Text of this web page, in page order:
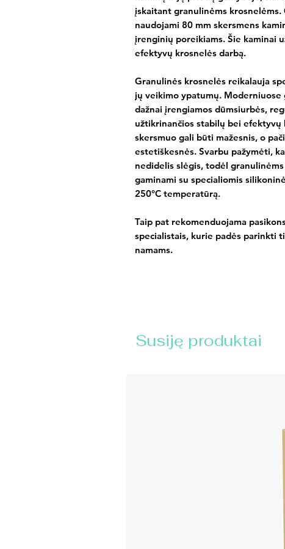
įskaitant granulinėms
naudojami 80 mm skersmens
įrenginių poreikiams. Šie kaminai
efektyvų krosnelės darbą.
Granulinės krosnelės reikalauja
jų veikimo ypatumų.
dažnai įrengiamos dūmsiurbės,
užtikrinančios stabilų bei
skersmuo gali būti mažesnis, o
estetiškesnės. Svarbu pažymėti,
nedidelis slėgis, todėl
gaminami su specialiomis
250°C temperatūrą.
Taip pat rekomenduojama
specialistais, kurie padės parinkti
namams.
Susiję produktai